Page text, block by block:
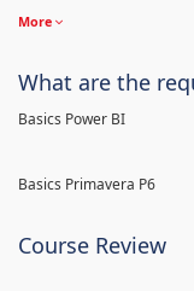
More
What are the
Basics Power BI
Basics Primavera P6
Course Review